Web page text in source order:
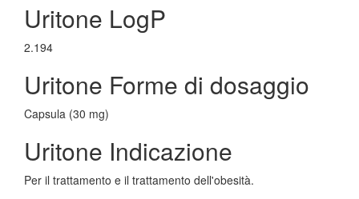
Uritone LogP
2.194
Uritone Forme di dosaggio
Capsula (30 mg)
Uritone Indicazione
Per il trattamento e il trattamento dell'obesità.